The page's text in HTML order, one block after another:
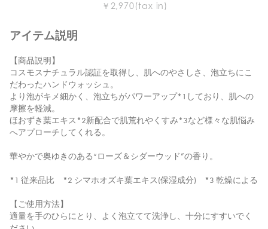
￥2,970(tax in)
アイテム説明
【商品説明】
コスモスナチュラル認証を取得し、肌へのやさしさ、泡立ちにこ
だわったハンドウォッシュ。
より泡がキメ細かく、泡立ちがパワーアップ*1しており、肌への
摩擦を軽減。
ほおずき葉エキス*2新配合で肌荒れやくすみ*3など様々な肌悩み
へアプローチしてくれる。
華やかで奥ゆきのある“ローズ＆シダーウッド”の香り。
*1 従来品比 *2 シマホオズキ葉エキス(保湿成分) *3 乾燥による
【ご使用方法】
適量を手のひらにとり、よく泡立てて洗浄し、十分にすすいでく